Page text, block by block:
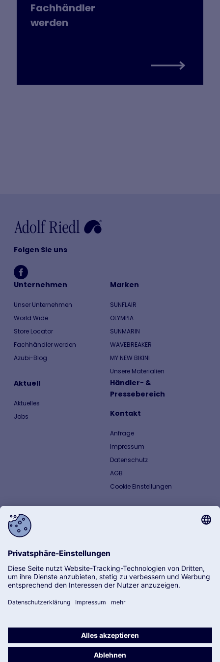
Fachhändler
werden
Folgen Sie uns
Unternehmen
Unser Unternehmen
World Wide
Store Locator
Fachhändler werden
Azubi-Blog
Marken
SUNFLAIR
OLYMPIA
SUNMARIN
WAVEBREAKER
MY NEW BIKINI
Unsere Materialien
Aktuell
Aktuelles
Jobs
Händler- &
Pressebereich
Kontakt
Anfrage
Impressum
Datenschutz
AGB
Cookie Einstellungen
© 2026 Adolf Riedl GmbH & Co. KG